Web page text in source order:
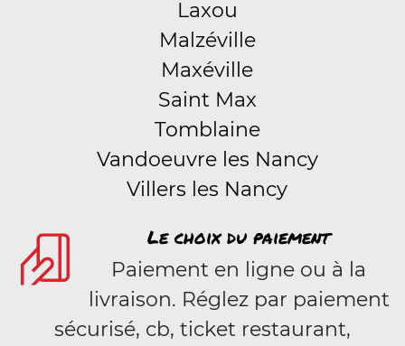
Laxou
Malzéville
Maxéville
Saint Max
Tomblaine
Vandoeuvre les Nancy
Villers les Nancy
Le choix du paiement
Paiement en ligne ou à la
livraison. Réglez par paiement
sécurisé, cb, ticket restaurant,